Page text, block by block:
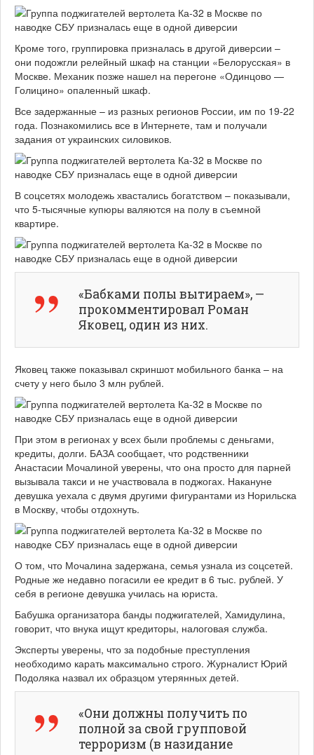
Кроме того, группировка призналась в другой диверсии –
они подожгли релейный шкаф на станции «Белорусская» в
Москве. Механик позже нашел на перегоне «Одинцово —
Голицино» опаленный шкаф.
Все задержанные – из разных регионов России, им по 19-22
года. Познакомились все в Интернете, там и получали
задания от украинских силовиков.
В соцсетях молодежь хвастались богатством – показывали,
что 5-тысячные купюры валяются на полу в съемной
квартире.
«Бабками полы вытираем», —
прокомментировал Роман
Яковец, один из них.
Яковец также показывал скриншот мобильного банка – на
счету у него было 3 млн рублей.
При этом в регионах у всех были проблемы с деньгами,
кредиты, долги. БАЗА сообщает, что родственники
Анастасии Мочалиной уверены, что она просто для парней
вызывала такси и не участвовала в поджогах. Накануне
девушка уехала с двумя другими фигурантами из Норильска
в Москву, чтобы отдохнуть.
О том, что Мочалина задержана, семья узнала из соцсетей.
Родные же недавно погасили ее кредит в 6 тыс. рублей. У
себя в регионе девушка училась на юриста.
Бабушка организатора банды поджигателей, Хамидулина,
говорит, что внука ищут кредиторы, налоговая служба.
Эксперты уверены, что за подобные преступления
необходимо карать максимально строго. Журналист Юрий
Подоляка назвал их образцом утерянных детей.
«Они должны получить по
полной за свой групповой
терроризм (в назидание